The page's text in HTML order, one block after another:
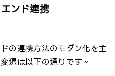
ンド連携
の連携方法のモダン化を主
遷は以下の通りです。